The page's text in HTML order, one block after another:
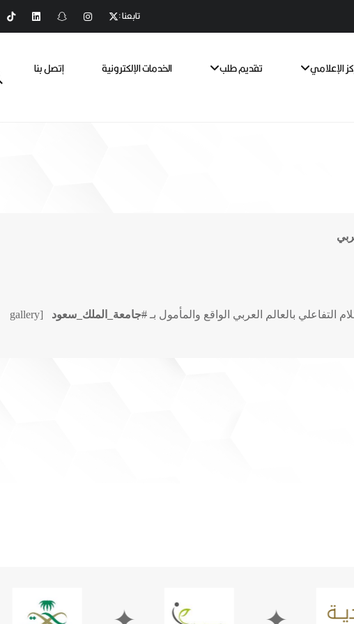
تابعنا :
الإعلامي تقديم طلب الخدمات الإلكترونية
إتصل بنا
التفاعلي بالعالم العربي الواقع والمأمول بـ #جامعة_الملك_سعود
[gallery